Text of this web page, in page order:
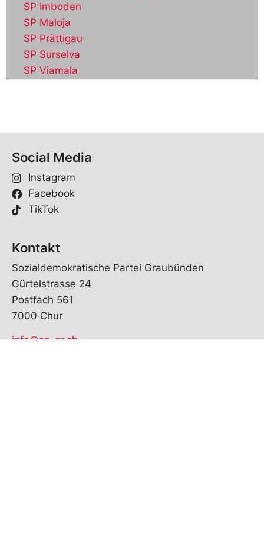
SP Imboden
SP Maloja
SP Prättigau
SP Surselva
SP Viamala
Social Media
Instagram
Facebook
TikTok
Kontakt
Sozialdemokratische Partei Graubünden
Gürtelstrasse 24
Postfach 561
7000 Chur
info@sp-gr.ch